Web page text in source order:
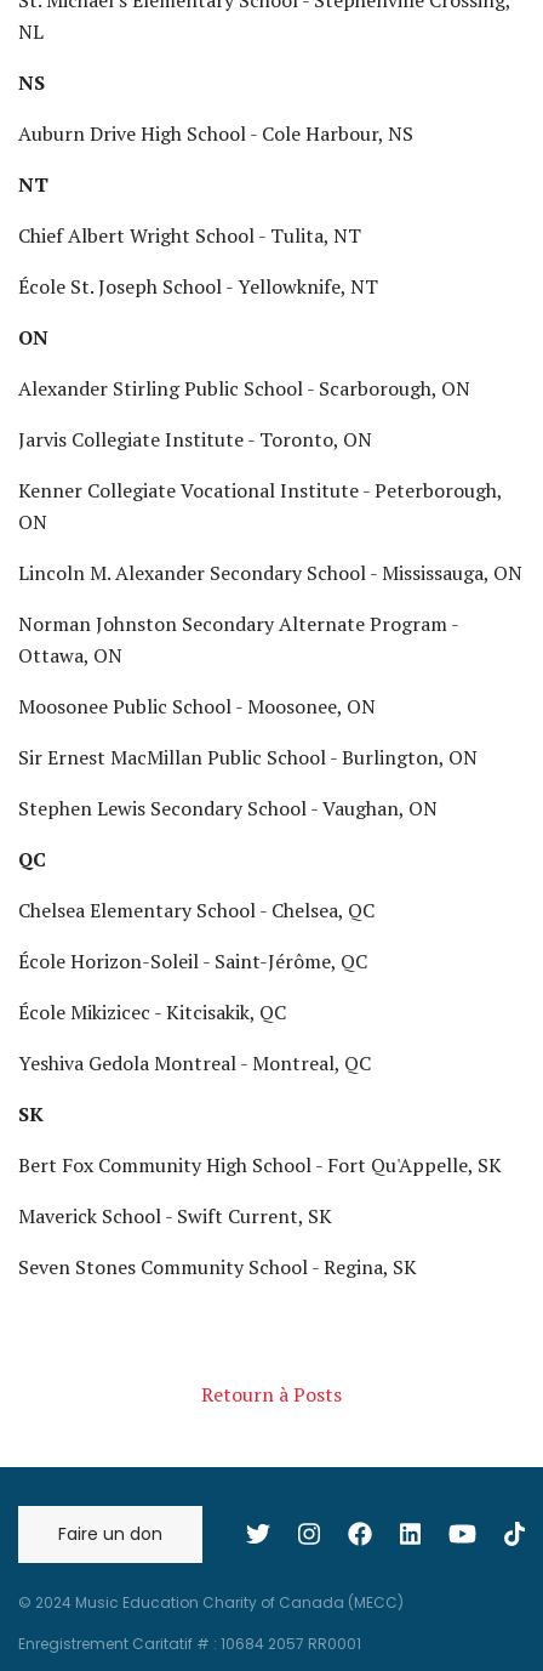
NL
NS
Auburn Drive High School - Cole Harbour, NS
NT
Chief Albert Wright School - Tulita, NT
École St. Joseph School - Yellowknife, NT
ON
Alexander Stirling Public School - Scarborough, ON
Jarvis Collegiate Institute - Toronto, ON
Kenner Collegiate Vocational Institute - Peterborough,
ON
Lincoln M. Alexander Secondary School - Mississauga, ON
Norman Johnston Secondary Alternate Program -
Ottawa, ON
Moosonee Public School - Moosonee, ON
Sir Ernest MacMillan Public School - Burlington, ON
Stephen Lewis Secondary School - Vaughan, ON
QC
Chelsea Elementary School - Chelsea, QC
École Horizon-Soleil - Saint-Jérôme, QC
École Mikizicec - Kitcisakik, QC
Yeshiva Gedola Montreal - Montreal, QC
SK
Bert Fox Community High School - Fort Qu'Appelle, SK
Maverick School - Swift Current, SK
Seven Stones Community School - Regina, SK
Retourn à Posts
Faire un don
© 2024 Music Education Charity of Canada (MECC)
Enregistrement Caritatif # : 10684 2057 RR0001